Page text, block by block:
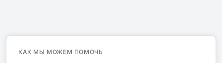
КАК МЫ МОЖЕМ ПОМОЧЬ